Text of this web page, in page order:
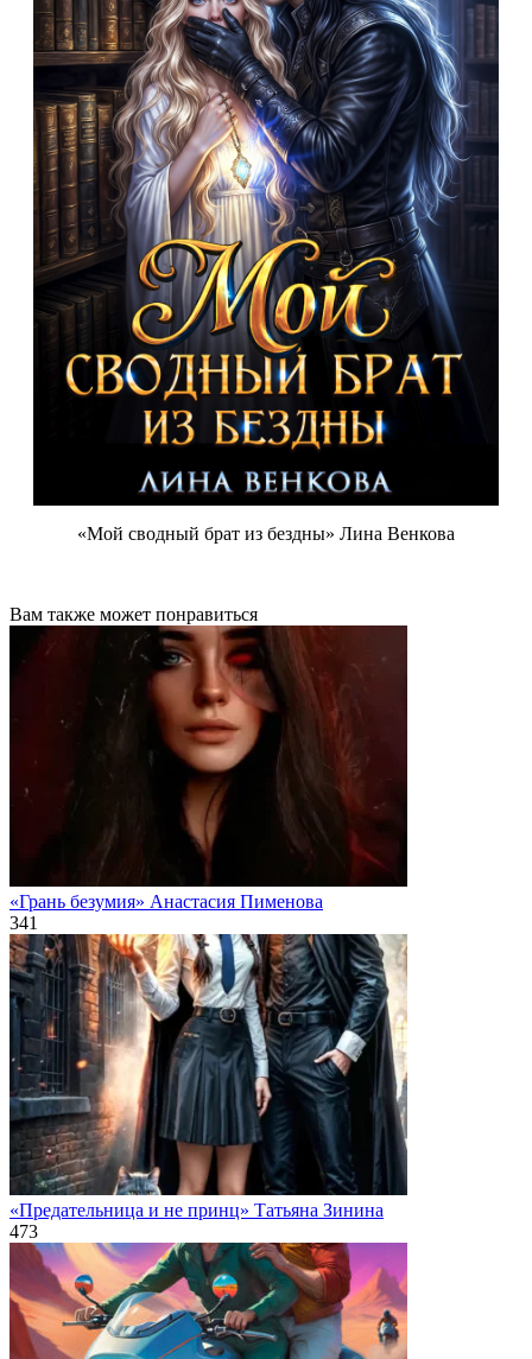
«Мой сводный брат из бездны» Лина Венкова
Вам также может понравиться
«Грань безумия» Анастасия Пименова
341
«Предательница и не принц» Татьяна Зинина
473